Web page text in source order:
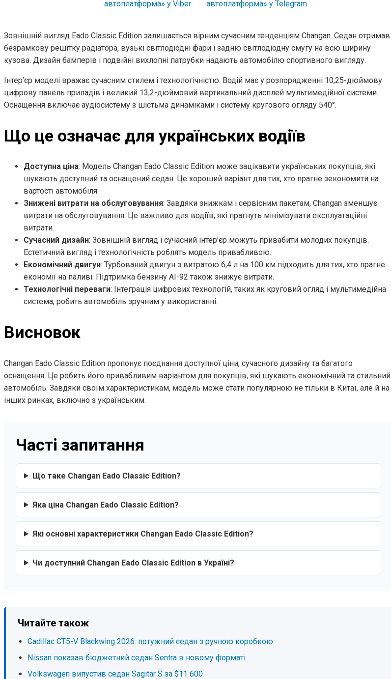
Зовнішній вигляд Eado Classic Edition залишається вірним сучасним тенденціям Changan. Седан отримав
безрамкову решітку радіатора, вузькі світлодіодні фари і задню світлодіодну смугу на всю ширину
кузова. Дизайн бамперів і подвійні вихлопні патрубки надають автомобілю спортивного вигляду.
Інтер’єр моделі вражає сучасним стилем і технологічністю. Водій має у розпорядженні 10,25-дюймову
цифрову панель приладів і великий 13,2-дюймовий вертикальний дисплей мультимедійної системи.
Оснащення включає аудіосистему з шістьма динаміками і систему кругового огляду 540°.
Що це означає для українських водіїв
Доступна ціна: Модель Changan Eado Classic Edition може зацікавити українських покупців, які
шукають доступний та оснащений седан. Це хороший варіант для тих, хто прагне зекономити на
вартості автомобіля.
Знижені витрати на обслуговування: Завдяки знижкам і сервісним пакетам, Changan зменшує
витрати на обслуговування. Це важливо для водіїв, які прагнуть мінімізувати експлуатаційні
витрати.
Сучасний дизайн: Зовнішній вигляд і сучасний інтер’єр можуть привабити молодих покупців.
Естетичний вигляд і технологічність роблять модель привабливою.
Економічний двигун: Турбований двигун з витратою 6,4 л на 100 км підходить для тих, хто прагне
економії на паливі. Підтримка бензину АІ-92 також знижує витрати.
Технологічні переваги: Інтеграція цифрових технологій, таких як круговий огляд і мультимедійна
система, робить автомобіль зручним у використанні.
Висновок
Changan Eado Classic Edition пропонує поєднання доступної ціни, сучасного дизайну та багатого
оснащення. Це робить його привабливим варіантом для покупців, які шукають економічний та стильний
автомобіль. Завдяки своїм характеристикам, модель може стати популярною не тільки в Китаї, але й на
інших ринках, включно з українським.
Часті запитання
Що таке Changan Eado Classic Edition?
Яка ціна Changan Eado Classic Edition?
Які основні характеристики Changan Eado Classic Edition?
Чи доступний Changan Eado Classic Edition в Україні?
Читайте також
Cadillac CT5-V Blackwing 2026: потужний седан з ручною коробкою
Nissan показав бюджетний седан Sentra в новому форматі
Volkswagen випустив седан Sagitar S за $11 600